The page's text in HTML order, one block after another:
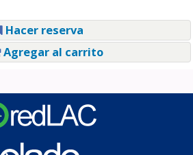
Hacer reserva
Agregar al carrito